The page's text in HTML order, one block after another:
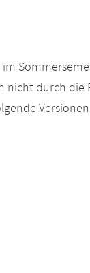
nicht durch